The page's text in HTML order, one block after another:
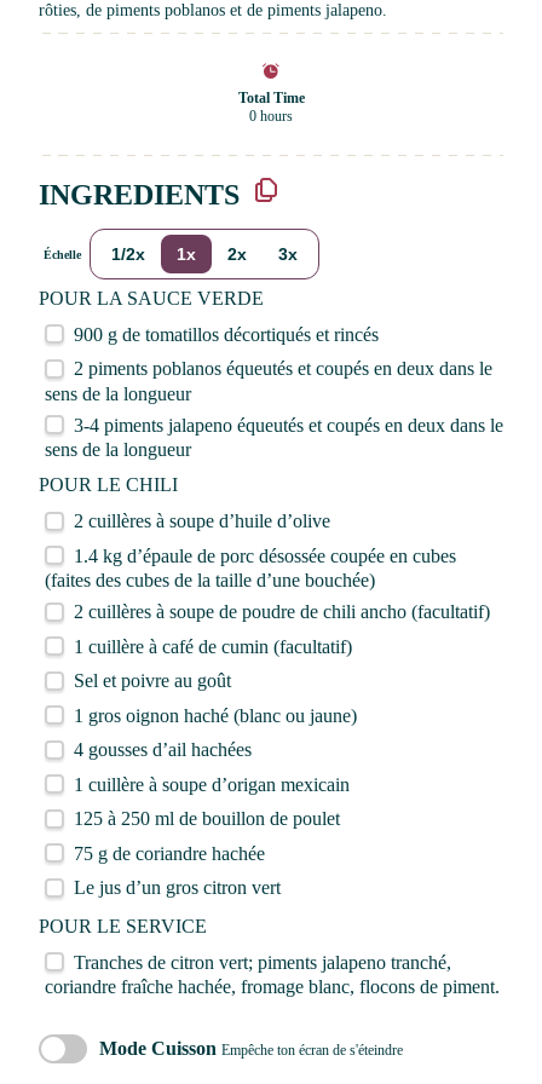
rôties, de piments poblanos et de piments jalapeno.
Total Time
0 hours
INGREDIENTS
Échelle 1/2x 1x 2x 3x
POUR LA SAUCE VERDE
900 g de tomatillos décortiqués et rincés
2 piments poblanos équeutés et coupés en deux dans le
sens de la longueur
3-4 piments jalapeno équeutés et coupés en deux dans le
sens de la longueur
POUR LE CHILI
2 cuillères à soupe d’huile d’olive
1.4 kg d’épaule de porc désossée coupée en cubes
(faites des cubes de la taille d’une bouchée)
2 cuillères à soupe de poudre de chili ancho (facultatif)
1 cuillère à café de cumin (facultatif)
Sel et poivre au goût
1 gros oignon haché (blanc ou jaune)
4 gousses d’ail hachées
1 cuillère à soupe d’origan mexicain
125 à 250 ml de bouillon de poulet
75 g de coriandre hachée
Le jus d’un gros citron vert
POUR LE SERVICE
Tranches de citron vert; piments jalapeno tranché,
coriandre fraîche hachée, fromage blanc, flocons de piment.
Mode Cuisson Empêche ton écran de s'éteindre